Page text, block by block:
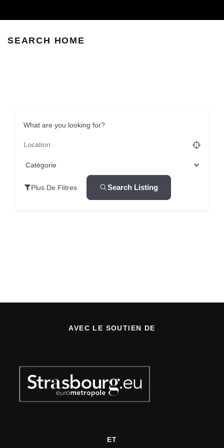
SEARCH HOME
What are you looking for?
Plus De Flitres Search Listing
AVEC LE SOUTIEN DE
ET